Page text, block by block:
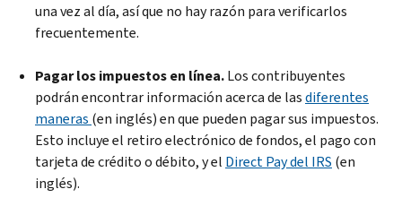
una vez al día, así que no hay razón para verificarlos
frecuentemente.
Pagar los impuestos en línea.Los contribuyentes
podrán encontrar información acerca de lasdiferentes
maneras (en inglés) en que pueden pagar sus impuestos.
Esto incluye el retiro electrónico de fondos, el pago con
tarjeta de crédito o débito, y el Direct Pay del IRS (en
inglés).